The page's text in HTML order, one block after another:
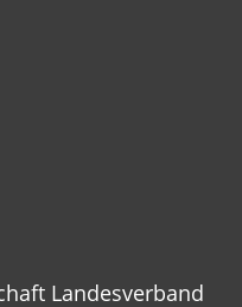
Landesverband